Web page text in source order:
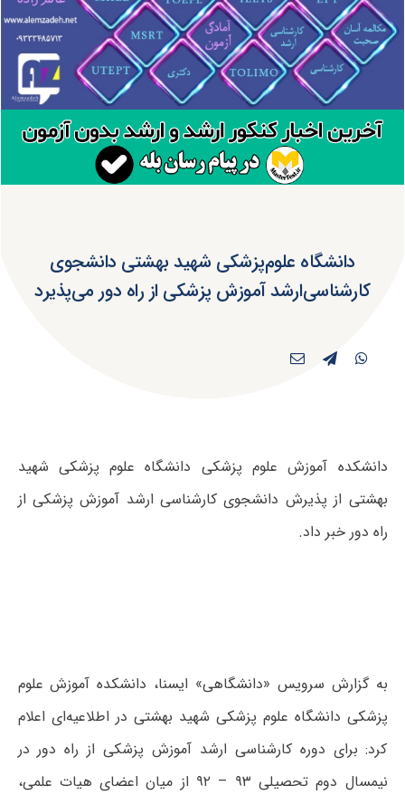
دانشگاه علوم‌پزشکی شهید بهشتی دانشجوی
کارشناسی‌ارشد آموزش پزشکی از راه دور می‌پذیرد
دانشکده آموزش علوم پزشکی دانشگاه علوم پزشکی شهید
بهشتی از پذیرش دانشجوی کارشناسی ارشد آموزش پزشکی از
راه دور خبر داد.
به گزارش سرویس «دانشگاهی» ایسنا، دانشکده آموزش علوم
پزشکی دانشگاه علوم پزشکی شهید بهشتی در اطلاعیه‌ای اعلام
کرد: برای دوره کارشناسی ارشد آموزش پزشکی از راه دور در
نیمسال دوم تحصیلی ۹۳ – ۹۲ از میان اعضای هیات علمی،